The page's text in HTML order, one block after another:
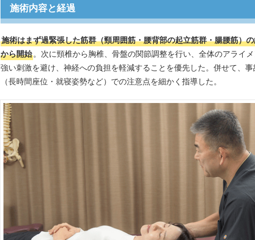
施術内容と経過
施術はまず過緊張した筋群（頸周囲筋・腰背部の起立筋群・腸腰筋）
から開始。次に頸椎から胸椎、骨盤の関節調整を行い、全体のアライメ
強い刺激を避け、神経への負担を軽減することを優先した。併せて、
（長時間座位・就寝姿勢など）での注意点を細かく指導した。